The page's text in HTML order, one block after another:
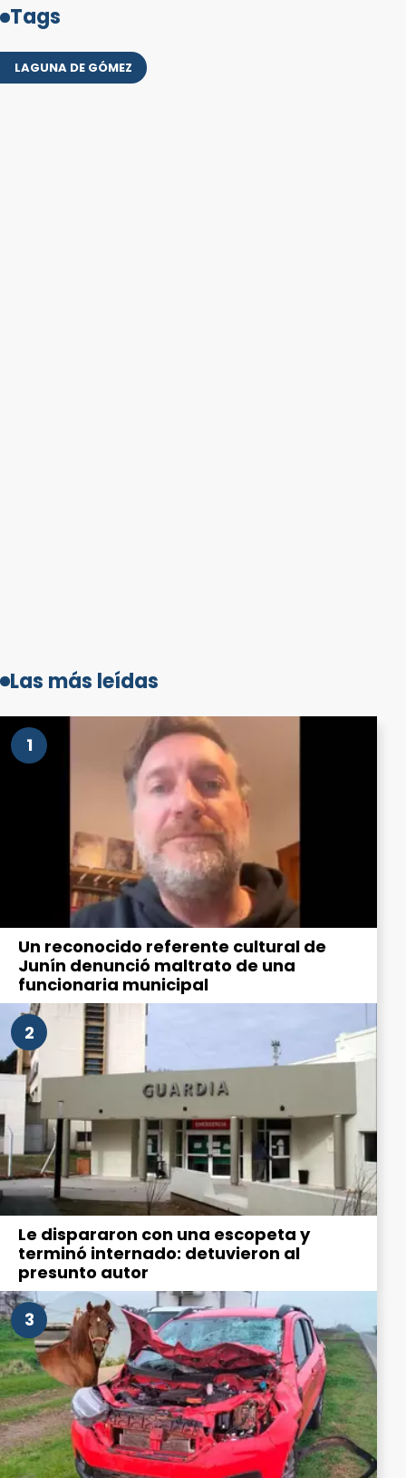
Tags
LAGUNA DE GÓMEZ
Las más leídas
1
Un reconocido referente cultural de
Junín denunció maltrato de una
funcionaria municipal
2
Le dispararon con una escopeta y
terminó internado: detuvieron al
presunto autor
3